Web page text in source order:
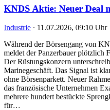
KNDS Aktie: Neuer Deal
Industrie · 11.07.2026, 09:10 Uhr
Während der Börsengang von
meldet der Panzerbauer plötzlich
Der Rüstungskonzern
Marinegeschäft. Das Signal ist
ohne Börsenparkett. Neuer
das französische Unternehmen
mehrere hundert bestückte
für…